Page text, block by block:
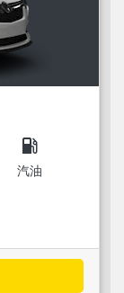
local_gas_station
汽油